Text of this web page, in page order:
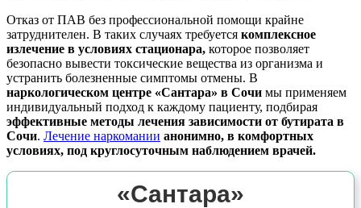
Отказ от ПАВ без профессиональной помощи крайне
затруднителен. В таких случаях требуется комплексное
излечение в условиях стационара, которое позволяет
безопасно вывести токсические вещества из организма и
устранить болезненные симптомы отмены. В
наркологическом центре «Сантара» в Сочи мы применяем
индивидуальный подход к каждому пациенту, подбирая
эффективные методы лечения зависимости от бутирата в
Сочи. Лечение наркомании анонимно, в комфортных
условиях, под круглосуточным наблюдением врачей.
«Сантара»